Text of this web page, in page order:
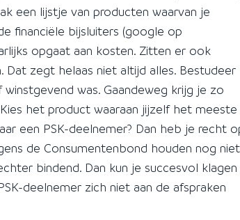
een lijstje van producten waarvan je
financiële bijsluiters (google op
opgaat aan kosten. Zitten er ook
Dat zegt helaas niet altijd alles. Bestudeer
was. Gaandeweg krijg je zo
het product waaraan jijzelf het meeste
een PSK-deelnemer? Dan heb je recht
de Consumentenbond houden nog niet
bindend. Dan kun je succesvol klagen
deelnemer zich niet aan de afspraken